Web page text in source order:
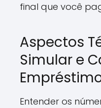
final que você
Aspectos
Simular e
Entender os